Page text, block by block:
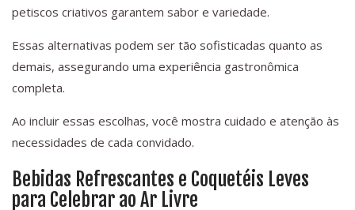
petiscos criativos garantem sabor e variedade.
Essas alternativas podem ser tão sofisticadas quanto as
demais, assegurando uma experiência gastronômica
completa.
Ao incluir essas escolhas, você mostra cuidado e atenção às
necessidades de cada convidado.
Bebidas Refrescantes e Coquetéis Leves
para Celebrar ao Ar Livre